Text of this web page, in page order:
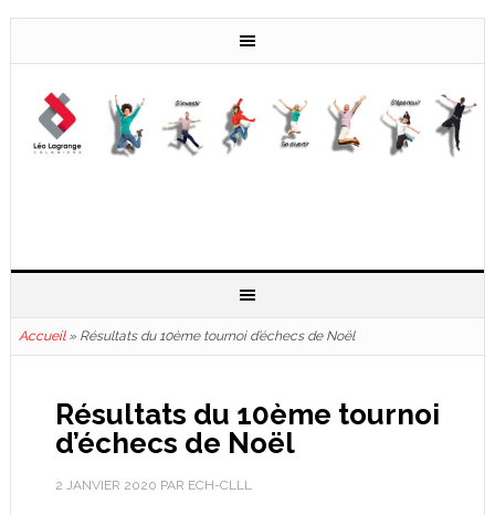
Accueil» Résultats du 10ème tournoi d’échecs de Noël
Résultats du 10ème tournoi
d’échecs de Noël
2 JANVIER 2020 PAR ECH-CLLL